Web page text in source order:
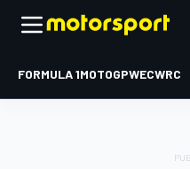
FORMULA 1MOTOGPWECWRC